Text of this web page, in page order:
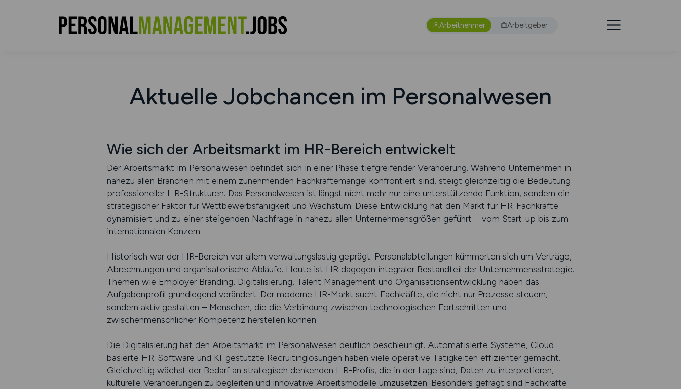
Arbeitnehmer Arbeitgeber
Aktuelle Jobchancen im Personalwesen
Wie sich der Arbeitsmarkt im HR-Bereich entwickelt
Der Arbeitsmarkt im Personalwesen befindet sich in einer Phase tiefgreifender Veränderung. Während Unternehmen in
nahezu allen Branchen mit einem zunehmenden Fachkräftemangel konfrontiert sind, steigt gleichzeitig die Bedeutung
professioneller HR-Strukturen. Das Personalwesen ist längst nicht mehr nur eine unterstützende Funktion, sondern ein
strategischer Faktor für Wettbewerbsfähigkeit und Wachstum. Diese Entwicklung hat den Markt für HR-Fachkräfte
dynamisiert und zu einer steigenden Nachfrage in nahezu allen Unternehmensgrößen geführt – vom Start-up bis zum
internationalen Konzern.
Historisch war der HR-Bereich vor allem verwaltungslastig geprägt. Personalabteilungen kümmerten sich um Verträge,
Abrechnungen und organisatorische Abläufe. Heute ist HR dagegen integraler Bestandteil der Unternehmensstrategie.
Themen wie Employer Branding, Digitalisierung, Talent Management und Organisationsentwicklung haben das
Aufgabenprofil grundlegend verändert. Der moderne HR-Markt sucht Fachkräfte, die nicht nur Prozesse steuern,
sondern aktiv gestalten – Menschen, die die Verbindung zwischen technologischen Fortschritten und
zwischenmenschlicher Kompetenz herstellen können.
Die Digitalisierung hat den Arbeitsmarkt im Personalwesen deutlich beschleunigt. Automatisierte Systeme, Cloud-
basierte HR-Software und KI-gestützte Recruitinglösungen haben viele operative Tätigkeiten effizienter gemacht.
Gleichzeitig wächst der Bedarf an strategisch denkenden HR-Profis, die in der Lage sind, Daten zu interpretieren,
kulturelle Veränderungen zu begleiten und innovative Arbeitsmodelle umzusetzen. Besonders gefragt sind Fachkräfte